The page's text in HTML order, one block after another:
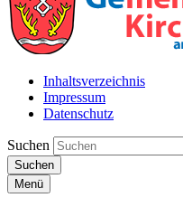
Inhaltsverzeichnis
Impressum
Datenschutz
Suchen
Suchen
Menü